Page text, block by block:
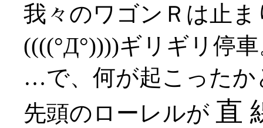
我々のワゴンＲは止
((((°Д°))))ギリギリ停
…で、何が起こった
先頭のローレルが 直